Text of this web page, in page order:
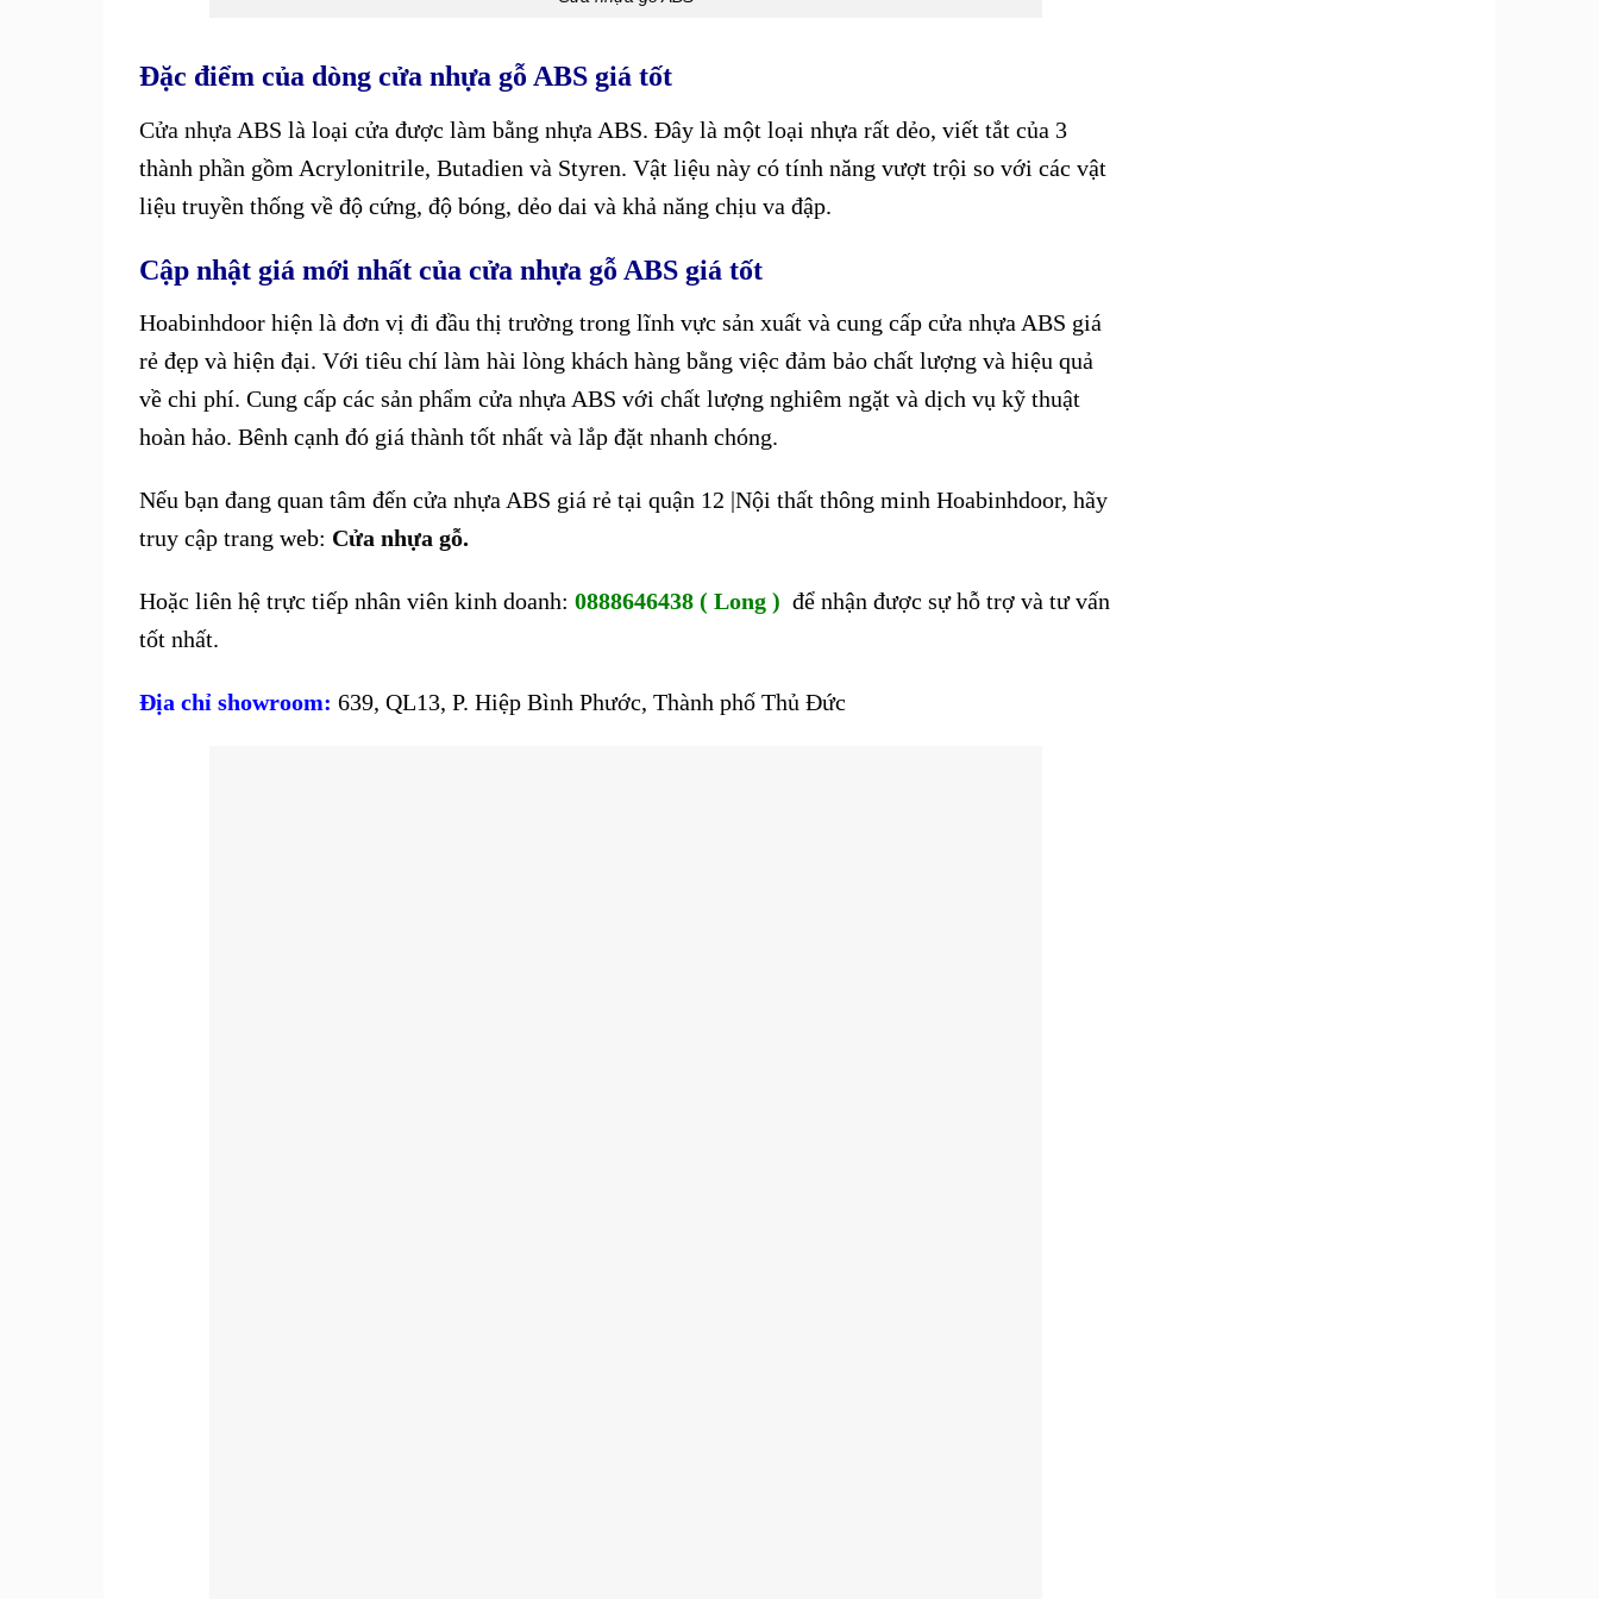
Đặc điểm của dòng cửa nhựa gỗ ABS giá tốt
Cửa nhựa ABS là loại cửa được làm bằng nhựa ABS. Đây là một loại nhựa rất dẻo, viết tắt của 3
thành phần gồm Acrylonitrile, Butadien và Styren. Vật liệu này có tính năng vượt trội so với các vật
liệu truyền thống về độ cứng, độ bóng, dẻo dai và khả năng chịu va đập.
Cập nhật giá mới nhất của cửa nhựa gỗ ABS giá tốt
Hoabinhdoor hiện là đơn vị đi đầu thị trường trong lĩnh vực sản xuất và cung cấp cửa nhựa ABS giá
rẻ đẹp và hiện đại. Với tiêu chí làm hài lòng khách hàng bằng việc đảm bảo chất lượng và hiệu quả
về chi phí. Cung cấp các sản phẩm cửa nhựa ABS với chất lượng nghiêm ngặt và dịch vụ kỹ thuật
hoàn hảo. Bênh cạnh đó giá thành tốt nhất và lắp đặt nhanh chóng.
Nếu bạn đang quan tâm đến cửa nhựa ABS giá rẻ tại quận 12 |Nội thất thông minh Hoabinhdoor, hãy
truy cập trang web: Cửa nhựa gỗ.
Hoặc liên hệ trực tiếp nhân viên kinh doanh: 0888646438 ( Long ) để nhận được sự hỗ trợ và tư vấn
tốt nhất.
Địa chỉ showroom: 639, QL13, P. Hiệp Bình Phước, Thành phố Thủ Đức